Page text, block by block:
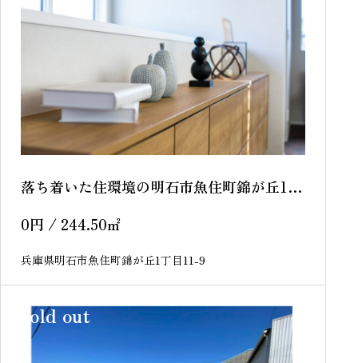
落ち着いた住環境の明石市魚住町錦が丘1丁
目 ー 売土地 ー
0円 / 244.50㎡
兵庫県明石市魚住町錦が丘1丁目11-9
sold out